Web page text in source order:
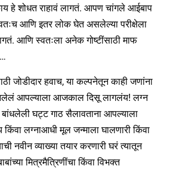
हे शोधत राहावं लागतं. आपण चांगले आईबाप
आणि इतर लोक घेत असलेल्या परीक्षेला
आणि स्वतःला अनेक गोष्टींसाठी माफ
जोडीदार हवाच, या कल्पनेतून काही जणांना
आपल्याला आजकाल दिसू लागलंय! लग्न
घट्ट गाठ सैलावताना आपल्याला
लग्नाआधी मूल जन्माला घालणारी किंवा
नवीन व्याख्या तयार करणारी घरं त्यातून
मित्रमैत्रिणींचा किंवा विभक्त